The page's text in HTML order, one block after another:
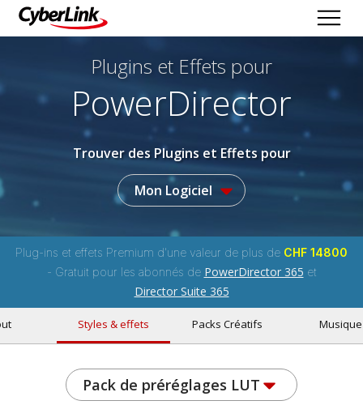
Plugins et Effets pour
PowerDirector
Trouver des Plugins et Effets pour
Mon Logiciel
Plug-ins et effets Premium d'une valeur de plus de CHF 14800
- Gratuit pour les abonnés de PowerDirector 365 et
Director Suite 365
Styles & effets Packs Créatifs Musique
Pack de préréglages LUT